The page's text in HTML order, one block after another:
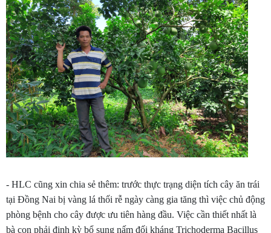
- HLC cũng xin chia sẻ thêm: trước thực trạng diện tích cây ăn trái
tại Đồng Nai bị vàng lá thối rễ ngày càng gia tăng thì việc chủ động
phòng bệnh cho cây được ưu tiên hàng đầu. Việc cần thiết nhất là
bà con phải định kỳ bổ sung nấm đối kháng Trichoderma Bacillus